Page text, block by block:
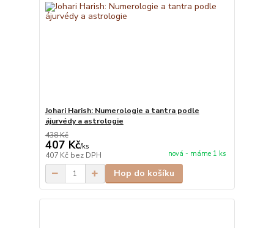
Johari Harish: Numerologie a tantra podle
ájurvédy a astrologie
438 Kč
407 Kč/ks
407 Kč bez DPH nová - máme 1 ks
Hop do košíku